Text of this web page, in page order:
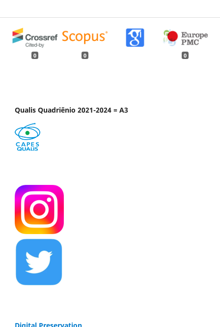
0 0 0
Qualis Quadriênio 2021-2024 = A3
Digital Preservation